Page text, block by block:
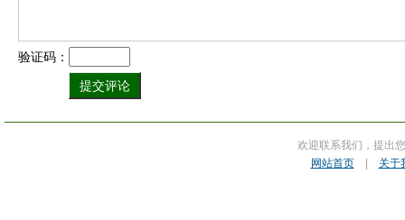
验证码：
欢迎联系我们，提出
网站首页| 关于